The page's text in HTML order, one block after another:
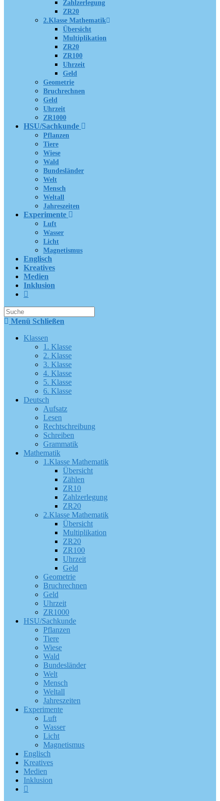
Zahlzerlegung
ZR20
2.Klasse Mathematik
Übersicht
Multiplikation
ZR20
ZR100
Uhrzeit
Geld
Geometrie
Bruchrechnen
Geld
Uhrzeit
ZR1000
HSU/Sachkunde
Pflanzen
Tiere
Wiese
Wald
Bundesländer
Welt
Mensch
Weltall
Jahreszeiten
Experimente
Luft
Wasser
Licht
Magnetismus
Englisch
Kreatives
Medien
Inklusion
Suche
nach:
Menü Schließen
Klassen
1. Klasse
2. Klasse
3. Klasse
4. Klasse
5. Klasse
6. Klasse
Deutsch
Aufsatz
Lesen
Rechtschreibung
Schreiben
Grammatik
Mathematik
1.Klasse Mathematik
Übersicht
Zählen
ZR10
Zahlzerlegung
ZR20
2.Klasse Mathematik
Übersicht
Multiplikation
ZR20
ZR100
Uhrzeit
Geld
Geometrie
Bruchrechnen
Geld
Uhrzeit
ZR1000
HSU/Sachkunde
Pflanzen
Tiere
Wiese
Wald
Bundesländer
Welt
Mensch
Weltall
Jahreszeiten
Experimente
Luft
Wasser
Licht
Magnetismus
Englisch
Kreatives
Medien
Inklusion